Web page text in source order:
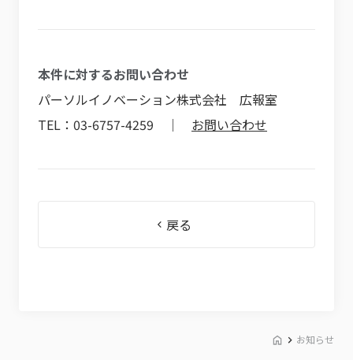
本件に対するお問い合わせ
パーソルイノベーション株式会社 広報室
TEL：03-6757-4259 ｜ お問い合わせ
戻る
お知らせ